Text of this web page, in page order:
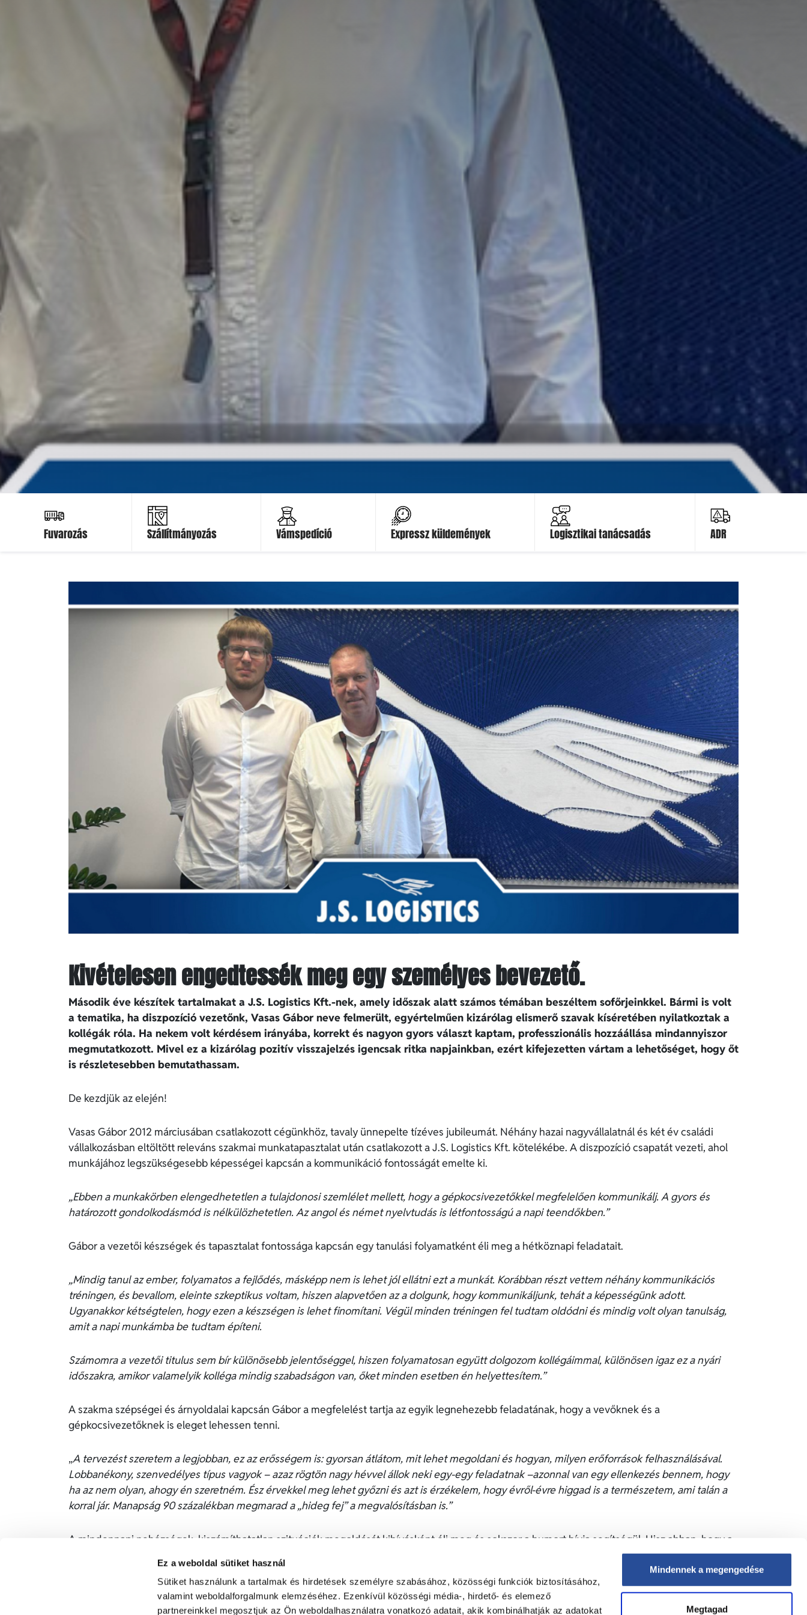
Ez a weboldal sütiket használ
Sütiket használunk a tartalmak és hirdetések személyre szabásához, közösségi funkciók biztosításához,
valamint weboldalforgalmunk elemzéséhez. Ezenkívül közösségi média-, hirdető- és elemező
partnereinkkel megosztjuk az Ön weboldalhasználatra vonatkozó adatait, akik kombinálhatják az adatokat
Mindennek a megengedése
Megtagad
Fuvarozás Szállítmányozás
Ajánlatot kérek
Vámspedíció
Ajánlatot kérek
Expressz küldemények
Ajánlatot kérek
Logisztikai tanácsadás
Ajánlatot kérek
ADR
kérek
Kivételesen engedtessék meg egy személyes bevezető.
Második éve készítek tartalmakat a J.S. Logistics Kft.-nek, amely időszak alatt számos témában beszéltem sofőrjeinkkel. Bármi is volt
a tematika, ha diszpozíció vezetőnk, Vasas Gábor neve felmerült, egyértelműen kizárólag elismerő szavak kíséretében nyilatkoztak a
kollégák róla. Ha nekem volt kérdésem irányába, korrekt és nagyon gyors választ kaptam, professzionális hozzáállása mindannyiszor
megmutatkozott. Mivel ez a kizárólag pozitív visszajelzés igencsak ritka napjainkban, ezért kifejezetten vártam a lehetőséget, hogy őt
is részletesebben bemutathassam.
De kezdjük az elején!
Vasas Gábor 2012 márciusában csatlakozott cégünkhöz, tavaly ünnepelte tízéves jubileumát. Néhány hazai nagyvállalatnál és két év családi
vállalkozásban eltöltött releváns szakmai munkatapasztalat után csatlakozott a J.S. Logistics Kft. kötelékébe. A diszpozíció csapatát vezeti, ahol
munkájához legszükségesebb képességei kapcsán a kommunikáció fontosságát emelte ki.
„Ebben a munkakörben elengedhetetlen a tulajdonosi szemlélet mellett, hogy a gépkocsivezetőkkel megfelelően kommunikálj. A gyors és
határozott gondolkodásmód is nélkülözhetetlen. Az angol és német nyelvtudás is létfontosságú a napi teendőkben.”
Gábor a vezetői készségek és tapasztalat fontossága kapcsán egy tanulási folyamatként éli meg a hétköznapi feladatait.
„Mindig tanul az ember, folyamatos a fejlődés, másképp nem is lehet jól ellátni ezt a munkát. Korábban részt vettem néhány kommunikációs
tréningen, és bevallom, eleinte szkeptikus voltam, hiszen alapvetően az a dolgunk, hogy kommunikáljunk, tehát a képességünk adott.
Ugyanakkor kétségtelen, hogy ezen a készségen is lehet finomítani. Végül minden tréningen fel tudtam oldódni és mindig volt olyan tanulság,
amit a napi munkámba be tudtam építeni.
Számomra a vezetői titulus sem bír különösebb jelentőséggel, hiszen folyamatosan együtt dolgozom kollégáimmal, különösen igaz ez a nyári
időszakra, amikor valamelyik kolléga mindig szabadságon van, őket minden esetben én helyettesítem.”
A szakma szépségei és árnyoldalai kapcsán Gábor a megfelelést tartja az egyik legnehezebb feladatának, hogy a vevőknek és a
gépkocsivezetőknek is eleget lehessen tenni.
„A tervezést szeretem a legjobban, ez az erősségem is: gyorsan átlátom, mit lehet megoldani és hogyan, milyen erőforrások felhasználásával.
Lobbanékony, szenvedélyes típus vagyok – azaz rögtön nagy hévvel állok neki egy-egy feladatnak –azonnal van egy ellenkezés bennem, hogy
ha az nem olyan, ahogy én szeretném. Ész érvekkel meg lehet győzni és azt is érzékelem, hogy évről-évre higgad is a természetem, ami talán a
korral jár. Manapság 90 százalékban megmarad a „hideg fej” a megvalósításban is.”
A mindennapi nehézségek, kiszámíthatatlan szituációk megoldását kihívásként éli meg és sokszor a humort hívja segítségül. Hisz abban, hogy a
rossz hírt is lehet úgy tálalni, hogy az ne legyen annyira nyomasztó. Ha egy-egy ilyen kommunikációs gubanc végül eredményesen oldódik meg,
az sikerélményt jelent egy ledolgozott, vagy ahogy a kollégákkal egymás között mondják „túlélt” hét után.
Gábor szabadidejében stratégiai játékokat szeret játszani, ez az, ami kikapcsolja, de szívesen utazik és kirándul családjával. Kedvenc úticélja